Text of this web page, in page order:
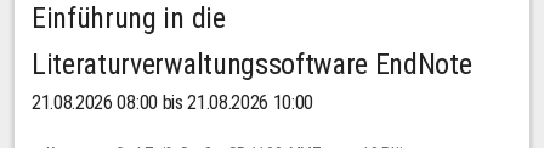
Einführung in die
Literaturverwaltungssoftware EndNote
21.08.2026 08:00 bis 21.08.2026 10:00